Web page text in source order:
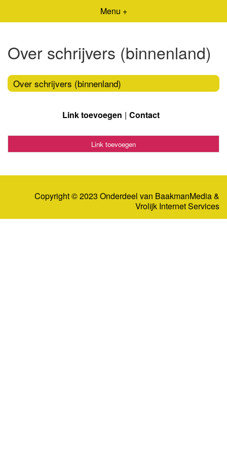
Menu +
Over schrijvers (binnenland)
Over schrijvers (binnenland)
Link toevoegen Contact
Link toevoegen
Copyright © 2023 Onderdeel van BaakmanMedia&
Vrolijk Internet Services